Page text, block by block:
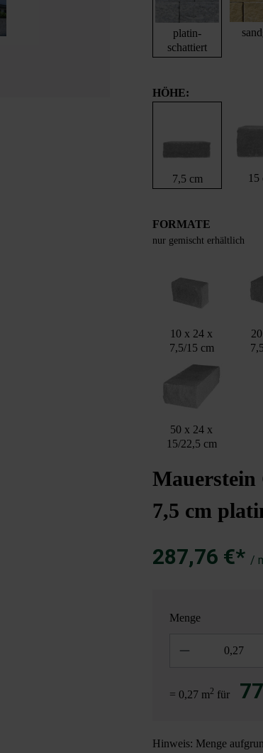
platin-
schattiert
HÖHE:
7,5 cm 15
FORMATE
nur gemischt erhältlich
10 x 24 x
7,5/15 cm
50 x 24 x
15/22,5 cm
Mauerstein
7,5 cm
287,76 €* /
Menge
= 0,27 m2 für
Hinweis: Menge